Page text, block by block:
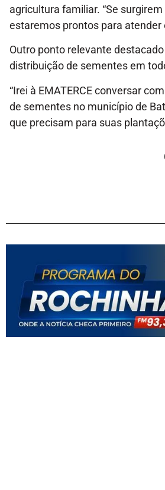
agricultura familiar. “Se
estaremos prontos para atender
Outro ponto relevante
distribuição de sementes em
“Irei à EMATERCE conversar
de sementes no município de
que precisam para suas